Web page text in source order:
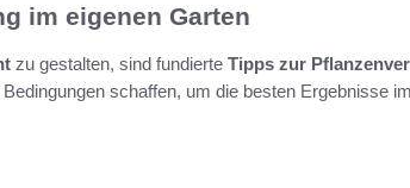
im eigenen Garten
zu gestalten, sind fundierte Tipps zur
schaffen, um die besten Ergebnisse